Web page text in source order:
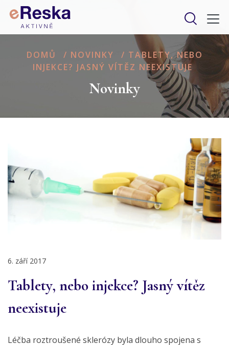
DOMŮ / NOVINKY / TABLETY, NEBO
INJEKCE? JASNÝ VÍTĚZ NEEXISTUJE
Novinky
6. září 2017
Tablety, nebo injekce? Jasný vítěz
neexistuje
Léčba roztroušené sklerózy byla dlouho spojena s